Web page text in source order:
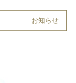
お知らせ